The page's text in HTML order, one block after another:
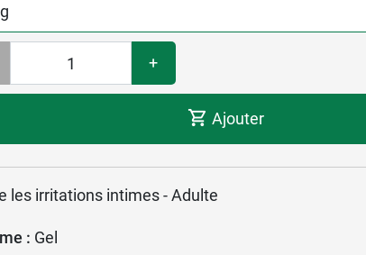
+
Ajouter
les irritations intimes - Adulte
: Gel